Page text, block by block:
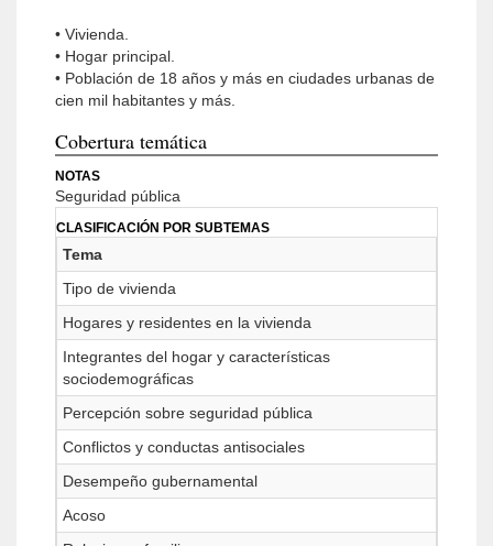
• Vivienda.
• Hogar principal.
• Población de 18 años y más en ciudades urbanas de
cien mil habitantes y más.
Cobertura temática
NOTAS
Seguridad pública
CLASIFICACIÓN POR SUBTEMAS
Tema
Tipo de vivienda
Hogares y residentes en la vivienda
Integrantes del hogar y características
sociodemográficas
Percepción sobre seguridad pública
Conflictos y conductas antisociales
Desempeño gubernamental
Acoso